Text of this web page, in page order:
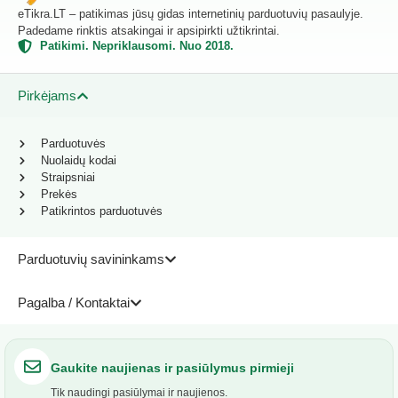
eTikra.LT – patikimas jūsų gidas internetinių parduotuvių pasaulyje.
Padedame rinktis atsakingai ir apsipirkti užtikrintai.
Patikimi. Nepriklausomi. Nuo 2018.
Pirkėjams
Parduotuvių savininkams
Pagalba / Kontaktai
Parduotuvės
Nuolaidų kodai
Straipsniai
Prekės
Patikrintos parduotuvės
Gaukite naujienas ir pasiūlymus pirmieji
Tik naudingi pasiūlymai ir naujienos.